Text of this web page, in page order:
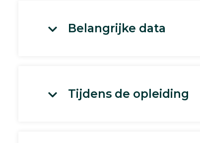
Belangrijke data
Tijdens de opleiding